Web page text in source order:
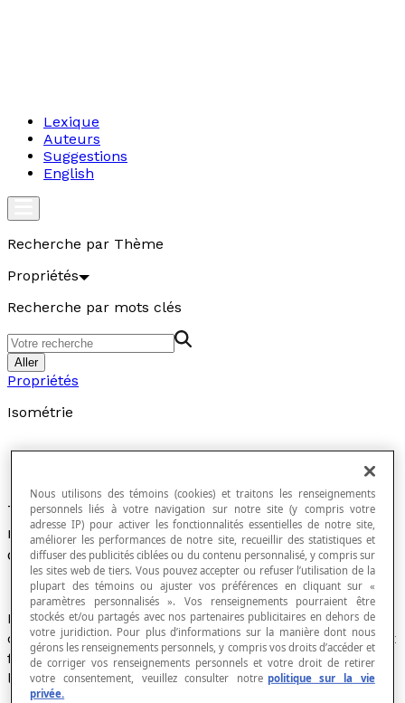
Lexique
Auteurs
Suggestions
English
Recherche par Thème
Propriétés
Recherche par mots clés
Aller
Propriétés
Isométrie
Transformation géométrique qui conserve les
mesures des figures (longueurs, angles) ou les
distances.
Le motisométriedésigne également la propriété de ce
qui est isométrique. On peut établir l'isométrie de deux
figures en examinant les mesures de leurscôtéset de
leursangles homologues .
Nous utilisons des témoins (cookies) et traitons les renseignements
personnels liés à votre navigation sur notre site (y compris votre
adresse IP) pour activer les fonctionnalités essentielles de notre site,
améliorer les performances de notre site, recueillir des statistiques et
diffuser des publicités ciblées ou du contenu personnalisé, y compris sur
les sites web de tiers. Vous pouvez accepter ou refuser l’utilisation de la
plupart des témoins ou ajuster vos préférences en cliquant sur «
paramètres personnalisés ». Vos renseignements pourraient être
stockés et/ou partagés avec nos partenaires publicitaires en dehors de
votre juridiction. Pour plus d’informations sur la manière dont nous
gérons les renseignements personnels, y compris vos droits d’accéder et
de corriger vos renseignements personnels et votre droit de retirer
votre consentement, veuillez consulter notre politique sur la vie
privée.